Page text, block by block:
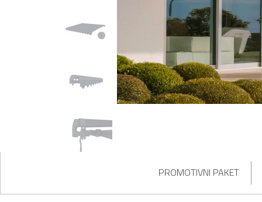
PROMOTIVNI PAKET